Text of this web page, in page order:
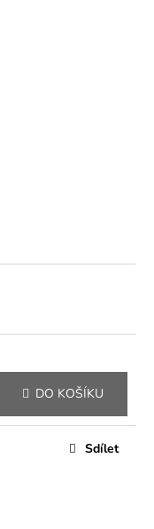
DO KOŠÍKU
Sdílet